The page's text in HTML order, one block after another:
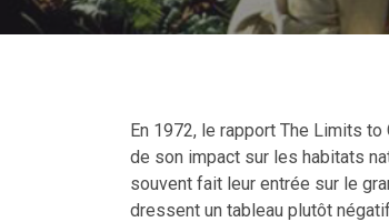
En 1972, le rapport The Limits to
de son impact sur les habitats
souvent fait leur entrée sur le
dressent un tableau plutôt